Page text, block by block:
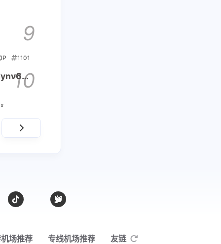
9
1101
域
10
场推荐 专线机场推荐 友链